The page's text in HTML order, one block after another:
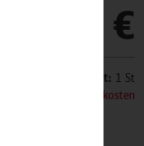
14,90 €
Inhalt: 1 St
zzgl. Versandkosten